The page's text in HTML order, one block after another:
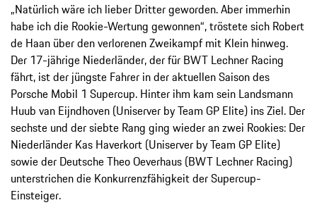
„Natürlich wäre ich lieber Dritter geworden. Aber immerhin
habe ich die Rookie-Wertung gewonnen“, tröstete sich Robert
de Haan über den verlorenen Zweikampf mit Klein hinweg.
Der 17-jährige Niederländer, der für BWT Lechner Racing
fährt, ist der jüngste Fahrer in der aktuellen Saison des
Porsche Mobil 1 Supercup. Hinter ihm kam sein Landsmann
Huub van Eijndhoven (Uniserver by Team GP Elite) ins Ziel. Der
sechste und der siebte Rang ging wieder an zwei Rookies: Der
Niederländer Kas Haverkort (Uniserver by Team GP Elite)
sowie der Deutsche Theo Oeverhaus (BWT Lechner Racing)
unterstrichen die Konkurrenzfähigkeit der Supercup-
Einsteiger.